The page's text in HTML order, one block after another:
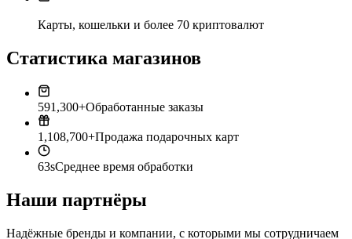
Карты, кошельки и более 70 криптовалют
Статистика магазинов
591,300+Обработанные заказы
1,108,700+Продажа подарочных карт
63sСреднее время обработки
Наши партнёры
Надёжные бренды и компании, с которыми мы сотрудничаем